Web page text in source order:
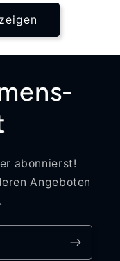
abonnierst!
Angeboten